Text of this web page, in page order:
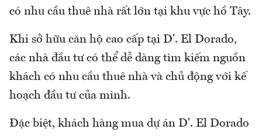
có nhu cầu thuê nhà rất lớn tại khu vực hồ Tây.
Khi sở hữu căn hộ cao cấp tại D'. El Dorado,
các nhà đầu tư có thể dễ dàng tìm kiếm nguồn
khách có nhu cầu thuê nhà và chủ động với kế
hoạch đầu tư của mình.
Đặc biệt, khách hàng mua dự án D'. El Dorado